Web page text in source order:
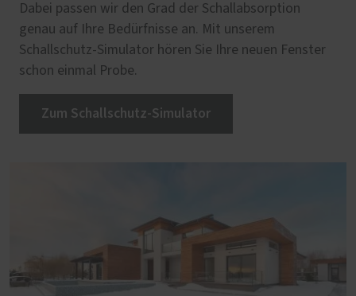
Dabei passen wir den Grad der Schallabsorption
genau auf Ihre Bedürfnisse an. Mit unserem
Schallschutz-Simulator hören Sie Ihre neuen Fenster
schon einmal Probe.
Zum Schallschutz-Simulator